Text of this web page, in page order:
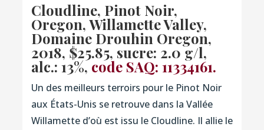
Cloudline, Pinot Noir,
Oregon, Willamette Valley,
Domaine Drouhin Oregon,
2018, $25.85, sucre: 2.0 g/l,
alc.: 13%,code SAQ: 11334161.
Un des meilleurs terroirs pour le Pinot Noir
aux États-Unis se retrouve dans la Vallée
Willamette d’où est issu le Cloudline. Il allie le